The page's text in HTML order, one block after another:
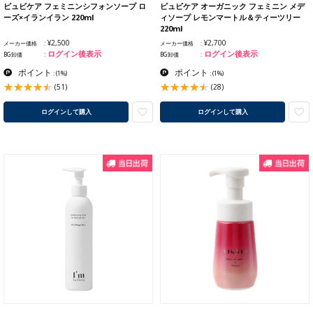
ピュビケア フェミニンシフォンソープ ロ
ーズ×イランイラン 220ml
メーカー価格 ¥2,500
BG卸価 ログイン後表示
ポイント :(1%)
(51)
ログインして購入
ピュビケア オーガニック フェミニン メデ
ィソープ レモンマートル＆ティーツリー
220ml
メーカー価格 ¥2,700
BG卸価 ログイン後表示
ポイント :(1%)
(28)
ログインして購入